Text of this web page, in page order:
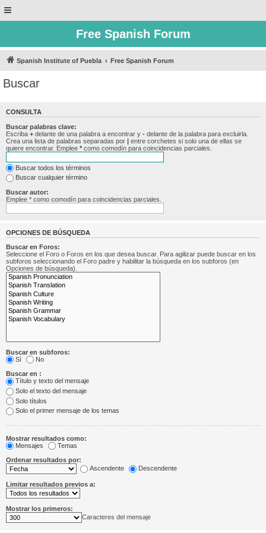
Free Spanish Forum
Spanish Institute of Puebla Free Spanish Forum
Buscar
CONSULTA
Buscar palabras clave:
Escriba + delante de una palabra a encontrar y - delante de la palabra para excluirla.
Crea una lista de palabras separadas por | entre corchetes si solo una de ellas se
quiere encontrar. Emplee * como comodín para coincidencias parciales.
Buscar todos los términos
Buscar cualquier término
Buscar autor:
Emplee * como comodín para coincidencias parciales.
OPCIONES DE BÚSQUEDA
Buscar en Foros:
Seleccione el Foro o Foros en los que desea buscar. Para agilizar puede buscar en los
subforos seleccionando el Foro padre y habilitar la búsqueda en los subforos (en
Opciones de búsqueda).
Buscar en subforos:
Sí
No
Buscar en :
Título y texto del mensaje
Solo el texto del mensaje
Solo títulos
Solo el primer mensaje de los temas
Mostrar resultados como:
Mensajes
Temas
Ordenar resultados por:
Ascendente
Descendente
Limitar resultados previos a:
Mostrar los primeros:
Caracteres del mensaje